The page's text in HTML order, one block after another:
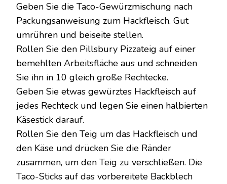
Geben Sie die Taco-Gewürzmischung nach
Packungsanweisung zum Hackfleisch. Gut
umrühren und beiseite stellen.
Rollen Sie den Pillsbury Pizzateig auf einer
bemehlten Arbeitsfläche aus und schneiden
Sie ihn in 10 gleich große Rechtecke.
Geben Sie etwas gewürztes Hackfleisch auf
jedes Rechteck und legen Sie einen halbierten
Käsestick darauf.
Rollen Sie den Teig um das Hackfleisch und
den Käse und drücken Sie die Ränder
zusammen, um den Teig zu verschließen. Die
Taco-Sticks auf das vorbereitete Backblech